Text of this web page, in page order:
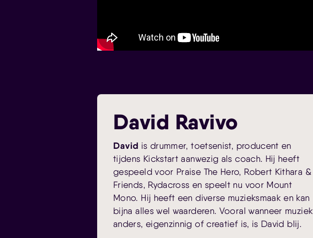
David Ravivo
David is drummer, toetsenist, producent en
tijdens Kickstart aanwezig als coach. Hij heeft
gespeeld voor Praise The Hero, Robert Kithara &
Friends, Rydacross en speelt nu voor Mount
Mono. Hij heeft een diverse muzieksmaak en kan
bijna alles wel waarderen. Vooral wanneer muziek
anders, eigenzinnig of creatief is, is David blij.